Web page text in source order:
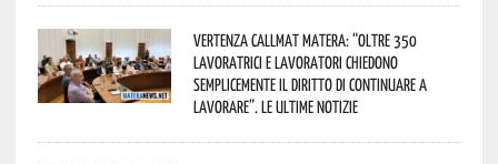
Vertenza CallMat Matera: “Oltre 350
lavoratrici e lavoratori chiedono
semplicemente il diritto di continuare a
lavorare”. Le ultime notizie